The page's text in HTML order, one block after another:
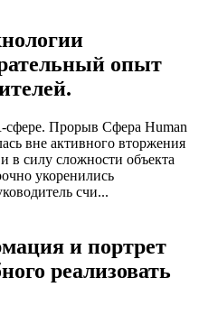
опыт
сфере. Прорыв Сфера Human
вне активного вторжения
силу сложности объекта
укоренились
счи...
и портрет
реализовать